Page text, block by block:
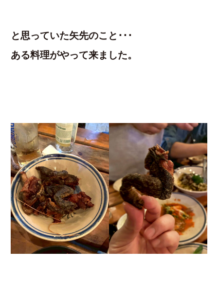
と思っていた矢先のこと･･･
ある料理がやって来ました。